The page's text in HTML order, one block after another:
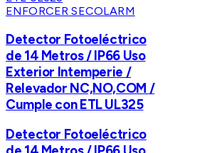
ENFORCER SECOLARM
Detector Fotoeléctrico
de 14 Metros / IP66 Uso
Exterior Intemperie /
Relevador NC,NO,COM /
Cumple con ETL UL325
Detector Fotoeléctrico